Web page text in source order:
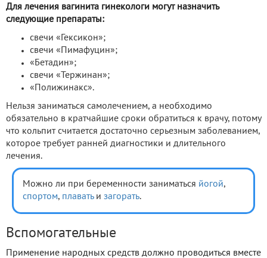
Для лечения вагинита гинекологи могут назначить
следующие препараты:
свечи «Гексикон»;
свечи «Пимафуцин»;
«Бетадин»;
свечи «Тержинан»;
«Полижинакс».
Нельзя заниматься самолечением, а необходимо
обязательно в кратчайшие сроки обратиться к врачу, потому
что кольпит считается достаточно серьезным заболеванием,
которое требует ранней диагностики и длительного
лечения.
Можно ли при беременности заниматься йогой,
спортом, плаватьи загорать.
Вспомогательные
Применение народных средств должно проводиться вместе